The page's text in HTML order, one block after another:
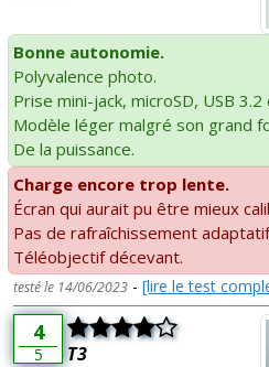
Bonne autonomie.
Polyvalence photo.
Prise mini-jack, microSD, USB 3.2
Modèle léger malgré son grand
De la puissance.
Charge encore trop lente.
Écran qui aurait pu être mieux
Pas de rafraîchissement
Téléobjectif décevant.
testé le 14/06/2023 - [lire le test
4
5 T3